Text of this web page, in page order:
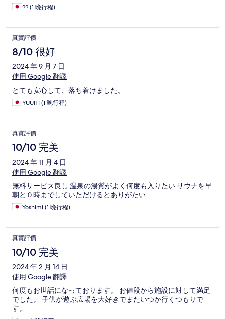
?? (1 晚行程)
真實評價
8/10 很好
2024 年 9 月 7 日
使用 Google 翻譯
とても安心して、落ち着けました。
YUUITI (1 晚行程)
真實評價
10/10 完美
2024 年 11 月 4 日
使用 Google 翻譯
無料サービス良し 温泉の湯質がよく何度も入りたい サウナを早
朝と０時までしていただけるとありがたい
Yoshimi (1 晚行程)
真實評價
10/10 完美
2024 年 2 月 14 日
使用 Google 翻譯
何度もお世話になっております。 お値段から施設に対して満足
でした。 子供が遊ぶ広場を大好きでまたいつか行くつもりで
す。